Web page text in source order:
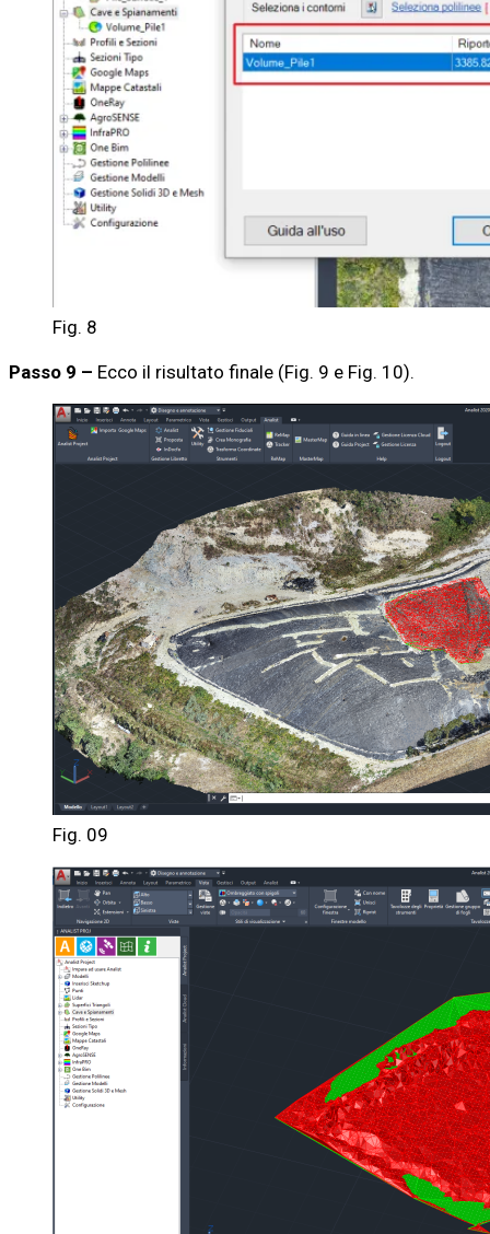
Fig. 8
Passo 9 – Ecco il risultato finale (Fig. 9 e Fig. 10).
Fig. 09